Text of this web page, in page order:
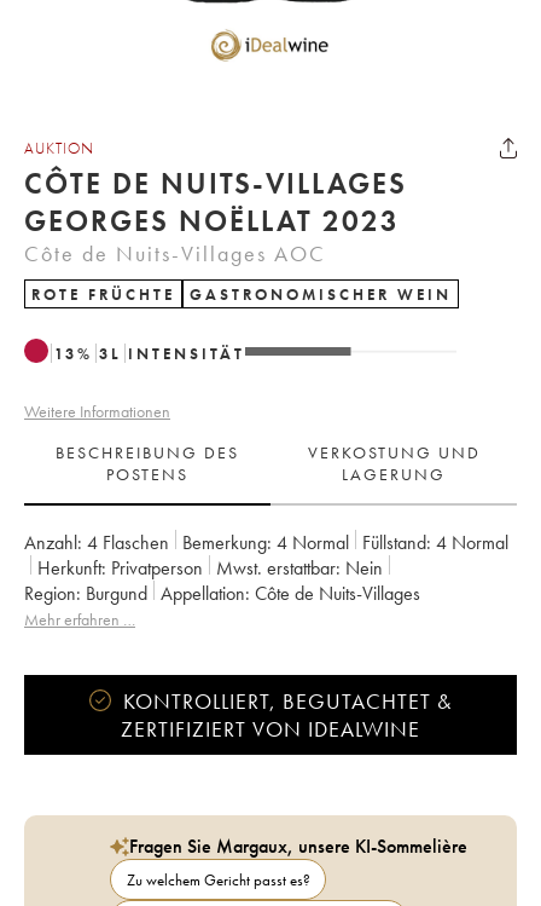
AUKTION
CÔTE DE NUITS-VILLAGES
GEORGES NOËLLAT 2023
Côte de Nuits-Villages AOC
ROTE FRÜCHTE GASTRONOMISCHER WEIN
13% 3 L INTENSITÄT
Weitere Informationen
BESCHREIBUNG DES
POSTENS
VERKOSTUNG UND
LAGERUNG
Anzahl: 4 Flaschen Bemerkung: 4 Normal Füllstand: 4 Normal
Herkunft:
privatperson Mwst. erstattbar:
nein
Region:
Burgund Appellation: Côte de Nuits-Villages
Mehr erfahren …
KONTROLLIERT, BEGUTACHTET &
ZERTIFIZIERT VON IDEALWINE
Fragen Sie Margaux, unsere KI-Sommelière
Zu welchem Gericht passt es?